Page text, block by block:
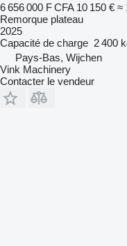
6 656 000 F CFA 10 150 € ≈
Remorque plateau
2025
Capacité de charge 2 400
Pays-Bas, Wijchen
Vink Machinery
Contacter le vendeur